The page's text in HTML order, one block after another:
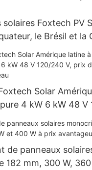
Foxtech PV
le Brésil et la
120 V
Solar
4 kW 6 kW 48 V
les systèmes hors
de panneaux
182 mm, 300 W, 360